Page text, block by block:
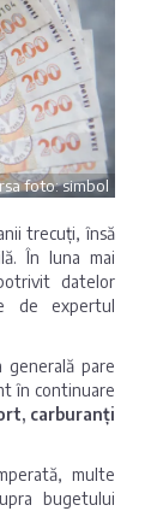
foto: simbol
trecuți, însă
În luna mai
datelor
de expertul
generală pare
în continuare
carburanți
multe
bugetului